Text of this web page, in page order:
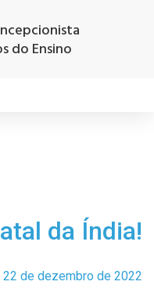
do Ensino
da Índia!
22 de dezembro de 2022